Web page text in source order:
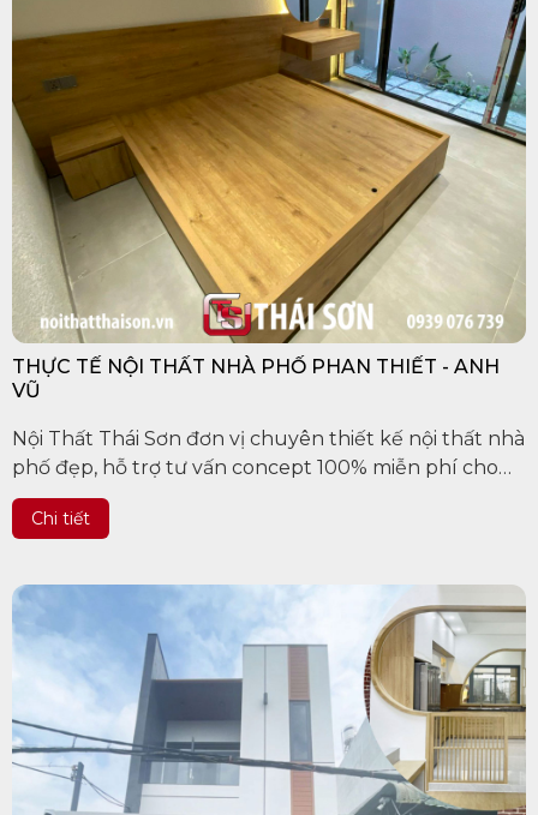
THỰC TẾ NỘI THẤT NHÀ PHỐ PHAN THIẾT - ANH
VŨ
Nội Thất Thái Sơn đơn vị chuyên thiết kế nội thất nhà
phố đẹp, hỗ trợ tư vấn concept 100% miễn phí cho
khách hàng trên các tỉnh thành Việt Nam, uy tín làm
nên chất...
Chi tiết